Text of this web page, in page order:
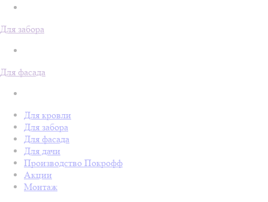
Для забора
Для фасада
Для кровли
Для забора
Для фасада
Для дачи
Производство Покрофф
Акции
Монтаж